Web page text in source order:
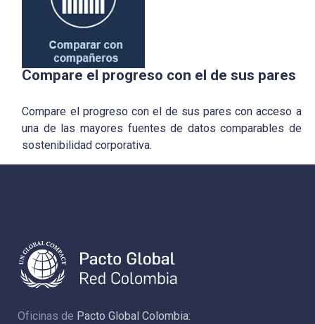
Compare el progreso con el de sus pares
Compare el progreso con el de sus pares con acceso a
una de las mayores fuentes de datos comparables de
sostenibilidad corporativa.
Oficinas de Pacto Global Colombia: